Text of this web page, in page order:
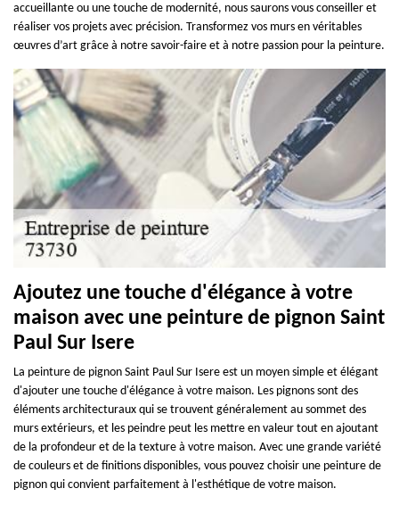
accueillante ou une touche de modernité, nous saurons vous conseiller et
réaliser vos projets avec précision. Transformez vos murs en véritables
œuvres d’art grâce à notre savoir-faire et à notre passion pour la peinture.
Ajoutez une touche d'élégance à votre
maison avec une peinture de pignon Saint
Paul Sur Isere
La peinture de pignon Saint Paul Sur Isere est un moyen simple et élégant
d'ajouter une touche d'élégance à votre maison. Les pignons sont des
éléments architecturaux qui se trouvent généralement au sommet des
murs extérieurs, et les peindre peut les mettre en valeur tout en ajoutant
de la profondeur et de la texture à votre maison. Avec une grande variété
de couleurs et de finitions disponibles, vous pouvez choisir une peinture de
pignon qui convient parfaitement à l'esthétique de votre maison.